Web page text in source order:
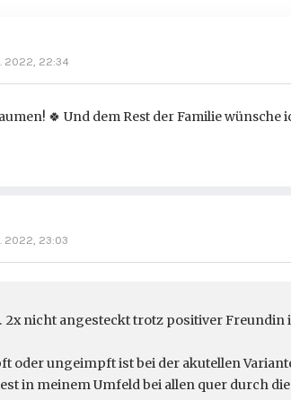
2022, 22:34
🍀 Und dem Rest der Familie wünsche
2022, 23:03
2x nicht angesteckt trotz positiver Freundin
oder ungeimpft ist bei der akutellen
in meinem Umfeld bei allen quer durch